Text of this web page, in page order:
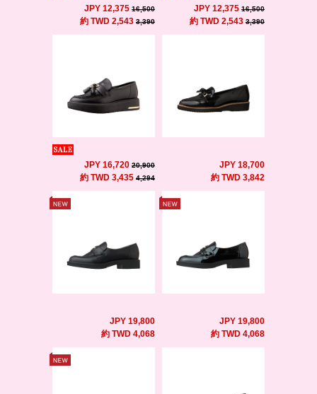
JPY 12,375 16,500
約 TWD 2,543 3,390
JPY 12,375 16,500
約 TWD 2,543 3,390
JPY 16,720 20,900
約 TWD 3,435 4,294
JPY 18,700
約 TWD 3,842
JPY 19,800
約 TWD 4,068
JPY 19,800
約 TWD 4,068